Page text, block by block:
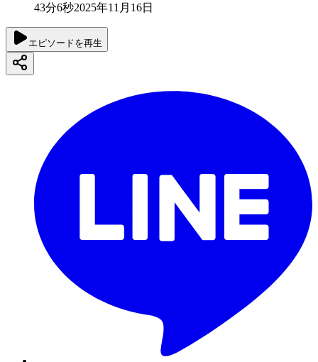
43分6秒2025年11月16日
エピソードを再生